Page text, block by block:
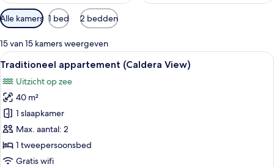
Beschikbare
filters
voor
kamers
Alle kamers 1 bed 2 bedden
15 van 15 kamers weergeven
Alle
foto's
voor
Traditioneel
appartement
(Caldera
View)
laden
Een modern, minimalistisch
7
Traditioneel appartement (Caldera View)
Uitzicht op zee
40 m²
1 slaapkamer
Max. aantal: 2
1 tweepersoonsbed
Gratis wifi